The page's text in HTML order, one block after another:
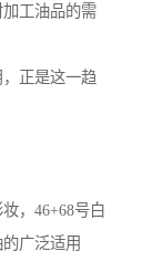
工油品的需
正是这一趋
，46+68号白
广泛适用